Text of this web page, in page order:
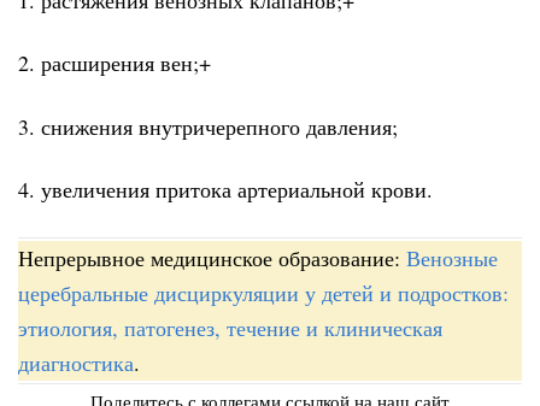
2. расширения вен;+
3. снижения внутричерепного давления;
4. увеличения притока артериальной крови.
Непрерывное медицинское образование: Венозные
церебральные дисциркуляции у детей и подростков:
этиология, патогенез, течение и клиническая
диагностика.
Поделитесь с коллегами ссылкой на наш сайт